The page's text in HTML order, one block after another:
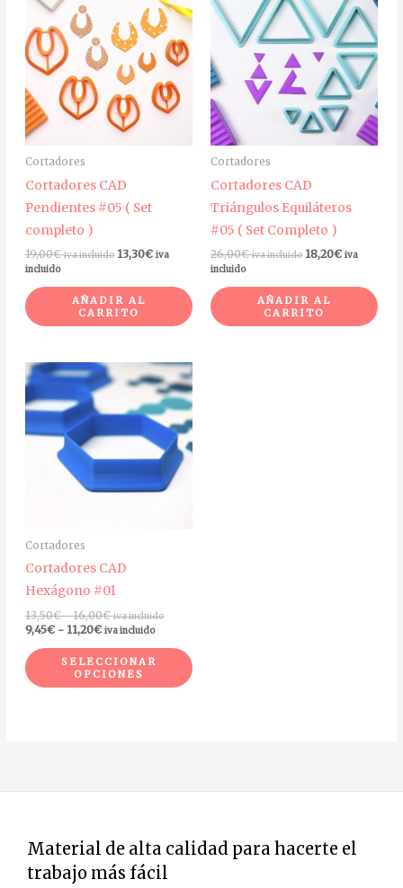
Cortadores
Cortadores CAD
Pendientes #05 ( Set
completo )
19,00€ iva incluido 13,30€ iva
incluido
AÑADIR AL
CARRITO
Cortadores
Cortadores CAD
Triángulos Equiláteros
#05 ( Set Completo )
26,00€ iva incluido 18,20€ iva
incluido
AÑADIR AL
CARRITO
Cortadores
Cortadores CAD
Hexágono #01
13,50€ - 16,00€
Rango
de
precios:
desde
hasta
iva incluido
9,45€ - 11,20€
Rango
de
precios:
desde
hasta
iva incluido
SELECCIONAR
OPCIONES
Este
producto
tiene
múltiples
de
Material de alta calidad para hacerte el
trabajo más fácil